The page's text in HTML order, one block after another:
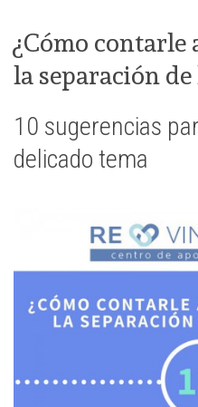
¿Cómo contarle
la separación de
10 sugerencias
delicado tema